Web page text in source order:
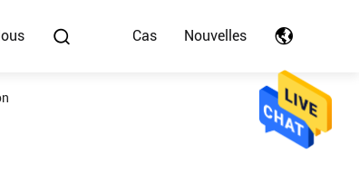
Cas Nouvelles